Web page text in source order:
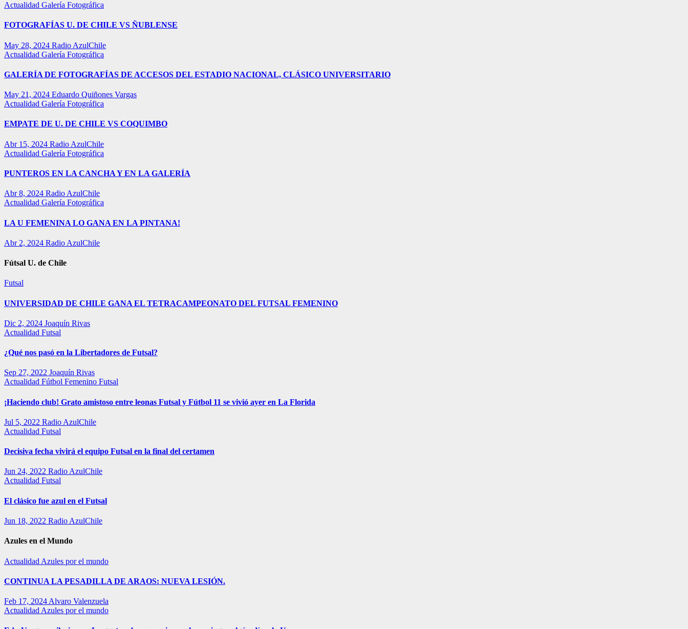
Actualidad Galería Fotográfica
FOTOGRAFÍAS U. DE CHILE VS ÑUBLENSE
May 28, 2024 Radio AzulChile
Actualidad Galería Fotográfica
GALERÍA DE FOTOGRAFÍAS DE ACCESOS DEL ESTADIO NACIONAL, CLÁSICO UNIVERSITARIO
May 21, 2024 Eduardo Quiñones Vargas
Actualidad Galería Fotográfica
EMPATE DE U. DE CHILE VS COQUIMBO
Abr 15, 2024 Radio AzulChile
Actualidad Galería Fotográfica
PUNTEROS EN LA CANCHA Y EN LA GALERÍA
Abr 8, 2024 Radio AzulChile
Actualidad Galería Fotográfica
LA U FEMENINA LO GANA EN LA PINTANA!
Abr 2, 2024 Radio AzulChile
Fútsal U. de Chile
Futsal
UNIVERSIDAD DE CHILE GANA EL TETRACAMPEONATO DEL FUTSAL FEMENINO
Dic 2, 2024 Joaquín Rivas
Actualidad Futsal
¿Qué nos pasó en la Libertadores de Futsal?
Sep 27, 2022 Joaquín Rivas
Actualidad Fútbol Femenino Futsal
¡Haciendo club! Grato amistoso entre leonas Futsal y Fútbol 11 se vivió ayer en La Florida
Jul 5, 2022 Radio AzulChile
Actualidad Futsal
Decisiva fecha vivirá el equipo Futsal en la final del certamen
Jun 24, 2022 Radio AzulChile
Actualidad Futsal
El clásico fue azul en el Futsal
Jun 18, 2022 Radio AzulChile
Azules en el Mundo
Actualidad Azules por el mundo
CONTINUA LA PESADILLA DE ARAOS: NUEVA LESIÓN.
Feb 17, 2024 Alvaro Valenzuela
Actualidad Azules por el mundo